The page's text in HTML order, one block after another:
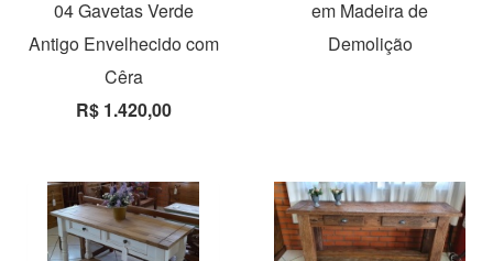
04 Gavetas Verde
Antigo Envelhecido com
Cêra
R$ 1.420,00
em Madeira de
Demolição